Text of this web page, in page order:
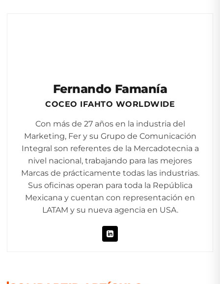
Fernando Famanía
COCEO IFAHTO WORLDWIDE
Con más de 27 años en la industria del
Marketing, Fer y su Grupo de Comunicación
Integral son referentes de la Mercadotecnia a
nivel nacional, trabajando para las mejores
Marcas de prácticamente todas las industrias.
Sus oficinas operan para toda la República
Mexicana y cuentan con representación en
LATAM y su nueva agencia en USA.